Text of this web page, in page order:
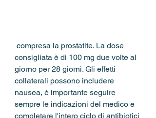
consigliata è di 100 mg due volte al
giorno per 28 giorni. Gli effetti
collaterali possono includere
nausea, è importante seguire
sempre le indicazioni del medico e
completare l'intero ciclo di antibiotici